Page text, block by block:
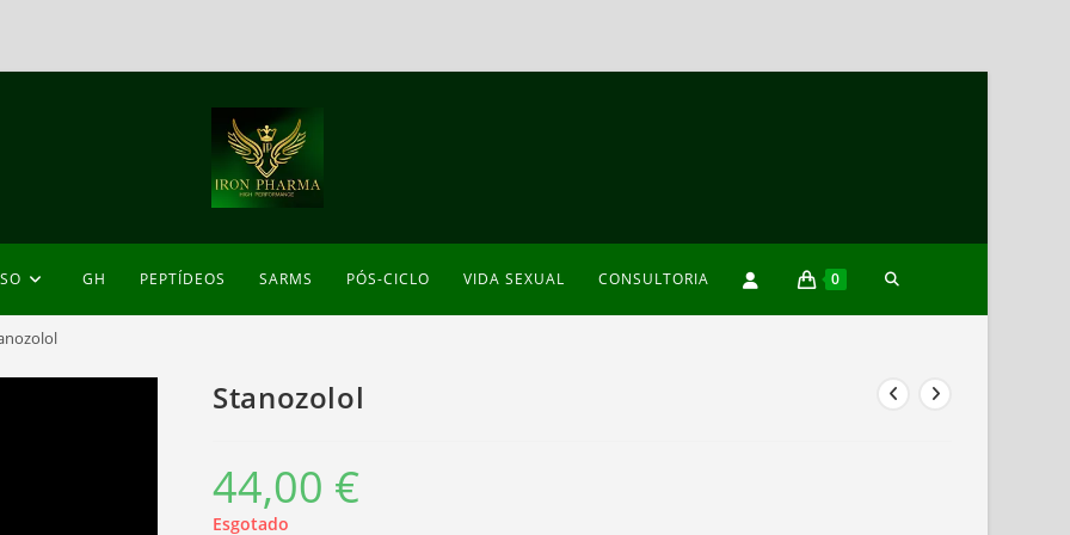
GH PEPTÍDEOS SARMS PÓS-CICLO VIDA SEXUAL CONSULTORIA 0 TOGGLE
Stanozolol
44,00 €
Esgotado